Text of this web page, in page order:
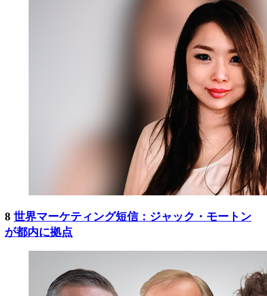
8 世界マーケティング短信：ジャック・モートン
が都内に拠点